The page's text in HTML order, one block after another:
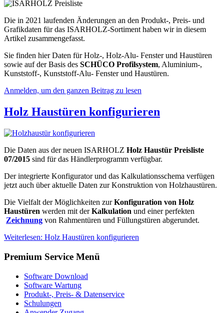
Die in 2021 laufenden Änderungen an den Produkt-, Preis- und
Grafikdaten für das ISARHOLZ-Sortiment haben wir in diesem
Artikel zusammengefasst.
Sie finden hier Daten für Holz-, Holz-Alu- Fenster und Haustüren
sowie auf der Basis des SCHÜCO Profilsystem, Aluminium-,
Kunststoff-, Kunststoff-Alu- Fenster und Haustüren.
Anmelden, um den ganzen Beitrag zu lesen
Holz Haustüren konfigurieren
Die Daten aus der neuen ISARHOLZ Holz Haustür Preisliste
07/2015 sind für das Händlerprogramm verfügbar.
Der integrierte Konfigurator und das Kalkulationsschema verfügen
jetzt auch über aktuelle Daten zur Konstruktion von Holzhaustüren.
Die Vielfalt der Möglichkeiten zurKonfiguration von Holz
Haustüren werden mit derKalkulation und einer perfekten
Zeichnung von Rahmentüren und Füllungstüren abgerundet.
Weiterlesen: Holz Haustüren konfigurieren
Premium Service Menü
Software Download
Software Wartung
Produkt-, Preis- & Datenservice
Schulungen